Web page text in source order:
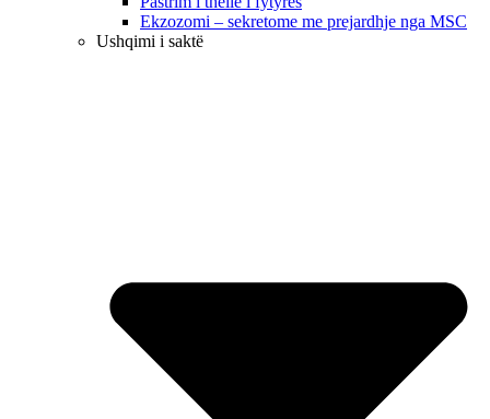
Ekzozomi – sekretome me prejardhje nga MSC
Ushqimi i saktë